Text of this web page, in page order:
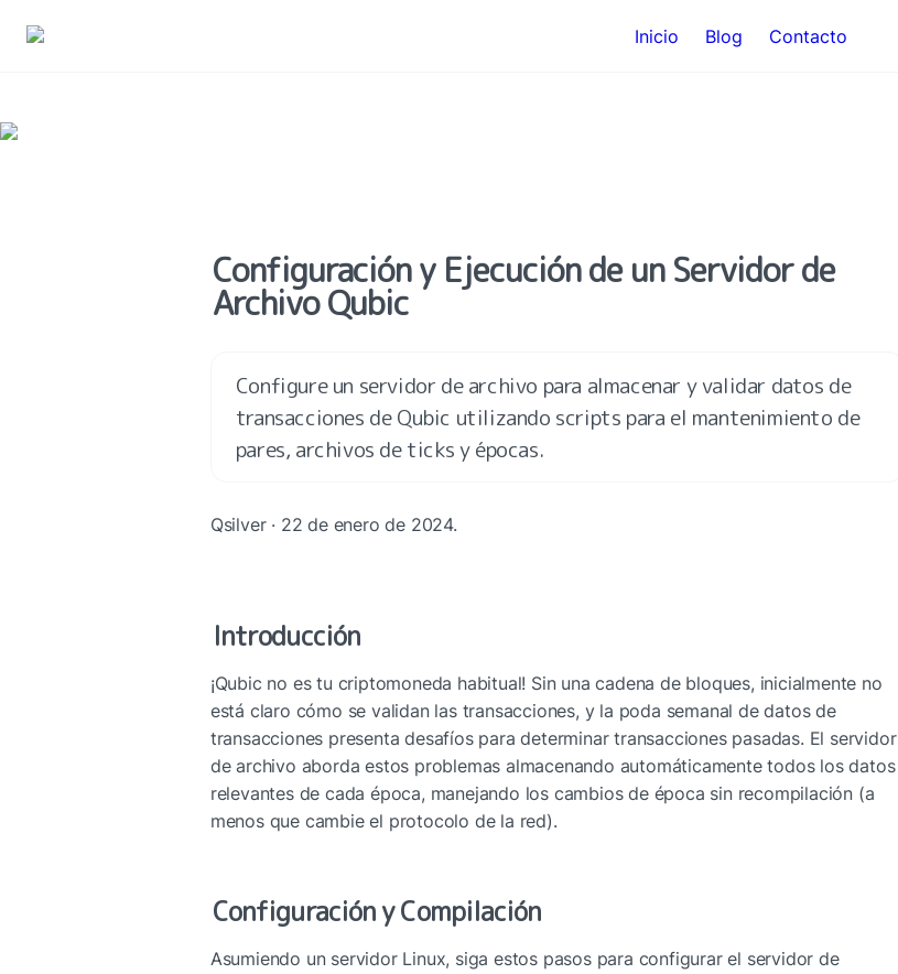
Inicio Blog Contacto
Configuración y Ejecución de un Servidor de
Archivo Qubic
Configure un servidor de archivo para almacenar y validar datos de
transacciones de Qubic utilizando scripts para el mantenimiento de
pares, archivos de ticks y épocas.
Qsilver · 22 de enero de 2024.
Introducción
¡Qubic no es tu criptomoneda habitual! Sin una cadena de bloques, inicialmente no
está claro cómo se validan las transacciones, y la poda semanal de datos de
transacciones presenta desafíos para determinar transacciones pasadas. El servidor
de archivo aborda estos problemas almacenando automáticamente todos los datos
relevantes de cada época, manejando los cambios de época sin recompilación (a
menos que cambie el protocolo de la red).
Configuración y Compilación
Asumiendo un servidor Linux, siga estos pasos para configurar el servidor de